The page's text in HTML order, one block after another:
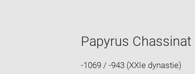
Papyrus Chassinat
-1069 / -943 (XXIe dynastie)